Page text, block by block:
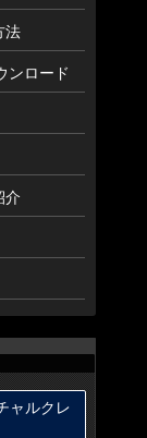
法
ンロード
介
ャルクレ